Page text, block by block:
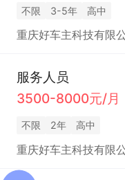
不限 3-5年 高中
重庆好车主科技有限
服务人员
3500-8000元/月
不限 2年 高中
重庆好车主科技有限